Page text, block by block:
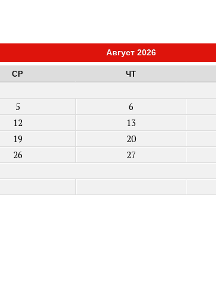
Август 2026
СР ЧТ
5 6
12 13
19 20
26 27